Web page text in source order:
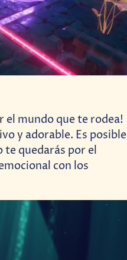
el mundo que te rodea!
y adorable. Es posible
te quedarás por el
con los